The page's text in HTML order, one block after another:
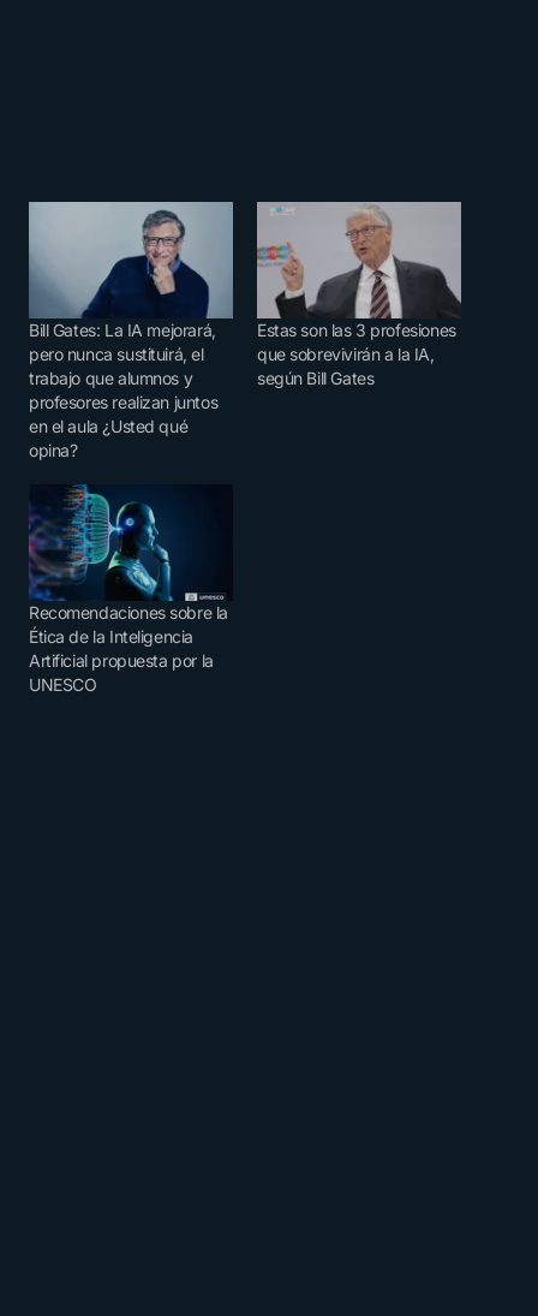
Bill Gates: La IA mejorará,
pero nunca sustituirá, el
trabajo que alumnos y
profesores realizan juntos
en el aula ¿Usted qué
opina?
Estas son las 3 profesiones
que sobrevivirán a la IA,
según Bill Gates
Recomendaciones sobre la
Ética de la Inteligencia
Artificial propuesta por la
UNESCO